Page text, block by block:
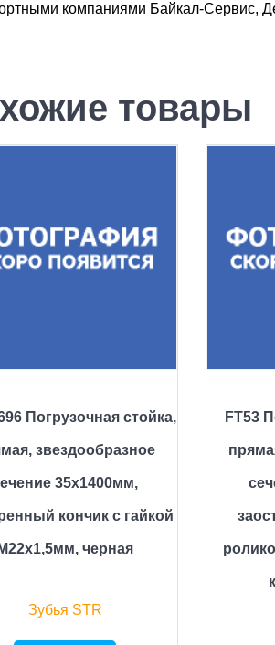
компаниями Байкал-Сервис,
товары
Погрузочная стойка,
звездообразное
35х1400мм,
кончик с гайкой
М22х1,5мм, черная
Зубья STR
FT53